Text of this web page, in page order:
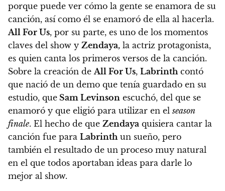
porque puede ver cómo la gente se enamora de su
canción, así como él se enamoró de ella al hacerla.
All For Us, por su parte, es uno de los momentos
claves del show y Zendaya, la actriz protagonista,
es quien canta los primeros versos de la canción.
Sobre la creación de All For Us, Labrinth contó
que nació de un demo que tenía guardado en su
estudio, que Sam Levinson escuchó, del que se
enamoró y que eligió para utilizar en elseason
finale. El hecho de que Zendaya quisiera cantar la
canción fue para Labrinth un sueño, pero
también el resultado de un proceso muy natural
en el que todos aportaban ideas para darle lo
mejor al show.